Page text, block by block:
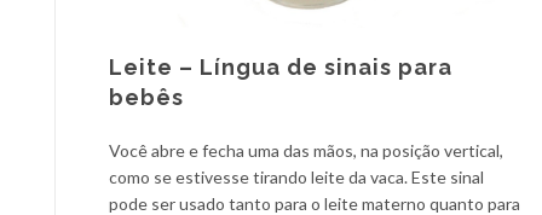
Leite – Língua de sinais para
bebês
Você abre e fecha uma das mãos, na posição vertical,
como se estivesse tirando leite da vaca. Este sinal
pode ser usado tanto para o leite materno quanto para